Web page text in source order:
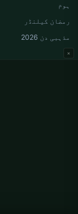
×
ہوم
رمضان کیلنڈر
مذہبی دن 2026